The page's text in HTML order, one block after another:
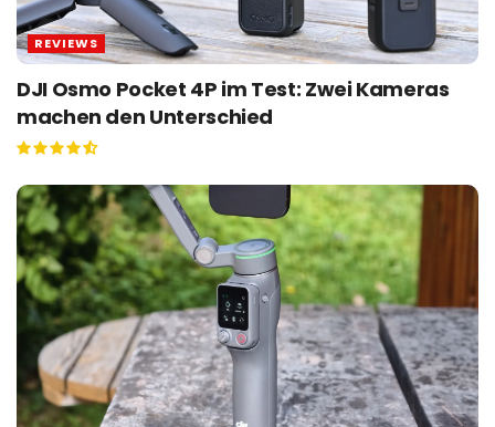
REVIEWS
DJI Osmo Pocket 4P im Test: Zwei Kameras
machen den Unterschied